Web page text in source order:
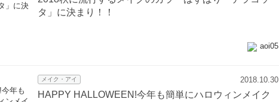
タ」に決まり！！
aoi05
メイク・アイ 2018.10.30
HAPPY HALLOWEEN!今年も簡単にハロウィンメイク